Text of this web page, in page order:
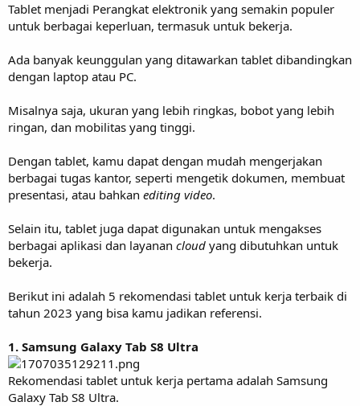
Tablet menjadi Perangkat elektronik yang semakin populer
untuk berbagai keperluan, termasuk untuk bekerja.
Ada banyak keunggulan yang ditawarkan tablet dibandingkan
dengan laptop atau PC.
Misalnya saja, ukuran yang lebih ringkas, bobot yang lebih
ringan, dan mobilitas yang tinggi.
Dengan tablet, kamu dapat dengan mudah mengerjakan
berbagai tugas kantor, seperti mengetik dokumen, membuat
presentasi, atau bahkan editing video.
Selain itu, tablet juga dapat digunakan untuk mengakses
berbagai aplikasi dan layanan cloud yang dibutuhkan untuk
bekerja.
Berikut ini adalah 5 rekomendasi tablet untuk kerja terbaik di
tahun 2023 yang bisa kamu jadikan referensi.
1. Samsung Galaxy Tab S8 Ultra
Rekomendasi tablet untuk kerja pertama adalah Samsung
Galaxy Tab S8 Ultra.